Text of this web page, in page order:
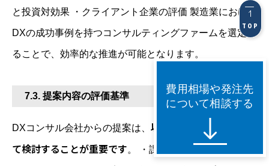
と投資対効果 ・クライアント企業の評価 製造業における
DXの成功事例を持つコンサルティングファームを選定す
ることで、効率的な推進が可能となります。
7.3. 提案内容の評価基準
DXコンサル会社からの提案は、 以下の評価基準に基づい
て検討することが重要です。 ・課題認識の的確さ ・ソリ
TOP
費用相場や発注先
について相談する